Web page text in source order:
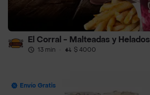
El Corral - Malteadas y Helados
13 min · $ 4000
Envío Gratis